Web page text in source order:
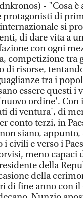
- "Cosa è
protagonisti di
si
di dare vita a
con ogni
competizione tra
di risorse,
tra i
essere questi i
ordine'. Con
di ventura', di
conto terzi, in
siano, appunto,
i civili e verso i
meno capaci
della
della
di fine anno con il